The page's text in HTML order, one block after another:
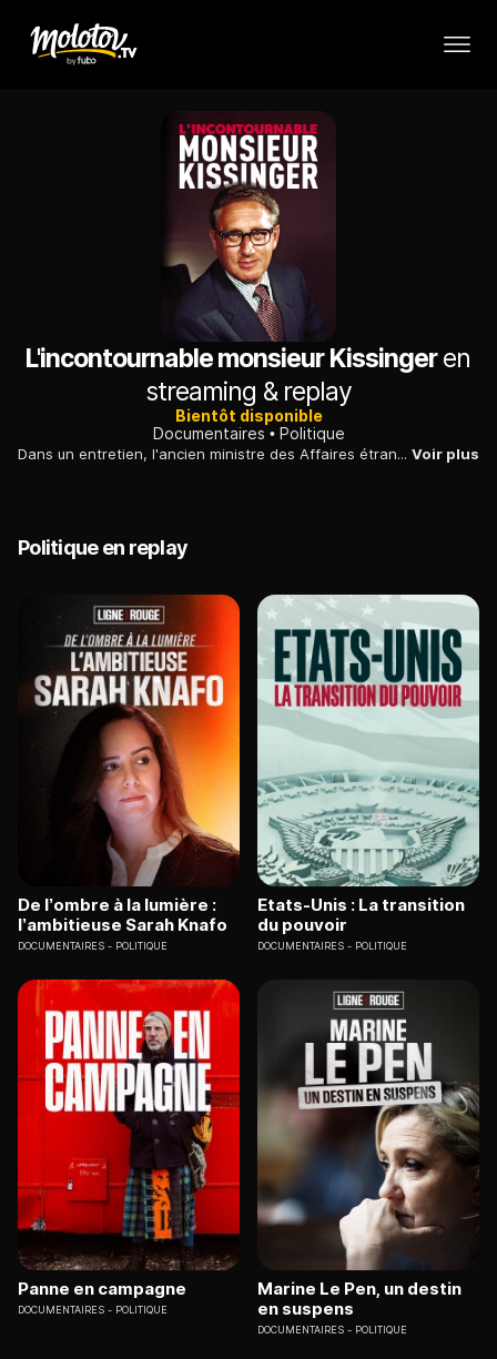
L'incontournable monsieur Kissingeren
streaming & replay
Bientôt disponible
Documentaires
Politique
Dans un entretien, l'ancien ministre des Affaires étrangères de Nixon revient sur son passé politique et accepte de parler du rôle qu'il a joué au Viêtnam. Voir plus
Politique en replay
De l’ombre à la lumière :
l’ambitieuse Sarah Knafo
DOCUMENTAIRES POLITIQUE
Etats-Unis : La transition
du pouvoir
DOCUMENTAIRES POLITIQUE
Panne en campagne
DOCUMENTAIRES POLITIQUE
Marine Le Pen, un destin
en suspens
DOCUMENTAIRES POLITIQUE